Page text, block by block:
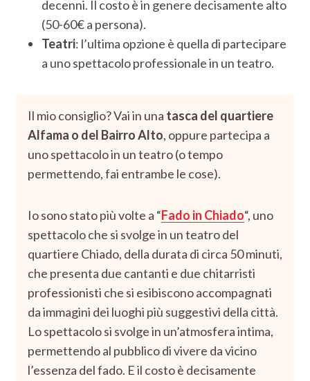
decenni. Il costo è in genere decisamente alto
(50-60€ a persona).
Teatri: l’ultima opzione è quella di partecipare
a uno spettacolo professionale in un teatro.
Il mio consiglio? Vai in una tasca del quartiere
Alfama o del Bairro Alto, oppure partecipa a
uno spettacolo in un teatro (o tempo
permettendo, fai entrambe le cose).
Io sono stato più volte a “Fado in Chiado“, uno
spettacolo che si svolge in un teatro del
quartiere Chiado, della durata di circa 50 minuti,
che presenta due cantanti e due chitarristi
professionisti che si esibiscono accompagnati
da immagini dei luoghi più suggestivi della città.
Lo spettacolo si svolge in un’atmosfera intima,
permettendo al pubblico di vivere da vicino
l’essenza del fado. E il costo è decisamente